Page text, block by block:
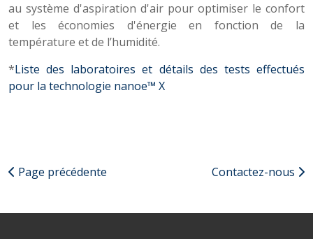
au système d'aspiration d'air pour optimiser le confort
et les économies d'énergie en fonction de la
température et de l’humidité.
*Liste des laboratoires et détails des tests effectués
pour la technologie nanoe™ X
Page précédente Contactez-nous